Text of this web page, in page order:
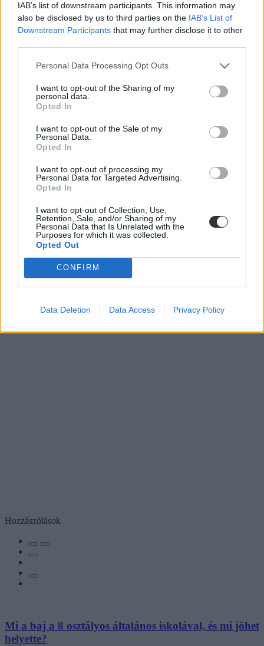
IAB’s list of downstream participants. This information may
also be disclosed by us to third parties on the IAB’s List of
Downstream Participants that may further disclose it to other
Personal Data Processing Opt Outs
I want to opt-out of the Sharing of my
personal data.
Opted In
I want to opt-out of the Sale of my
Personal Data.
Opted In
I want to opt-out of processing my
Personal Data for Targeted Advertising.
Opted In
I want to opt-out of Collection, Use,
Retention, Sale, and/or Sharing of my
Personal Data that Is Unrelated with the
Purposes for which it was collected.
Opted Out
CONFIRM
Data Deletion Data Access Privacy Policy
Hozzászólások
Mi a baj a 8 osztályos általános iskolával, és mi jöhet
helyette?